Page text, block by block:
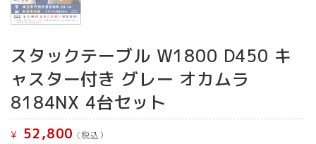
スタックテーブル W1800 D450 キ
ャスター付き グレー オカムラ
8184NX 4台セット
¥ 52,800 (税込）